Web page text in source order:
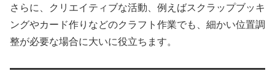
さらに、クリエイティブな活動、例えばスクラップブッキ
ングやカード作りなどのクラフト作業でも、細かい位置調
整が必要な場合に大いに役立ちます。